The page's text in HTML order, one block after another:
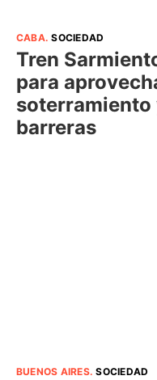
CABA.SOCIEDAD
Tren
para
barreras
BUENOS AIRES.SOCIEDAD